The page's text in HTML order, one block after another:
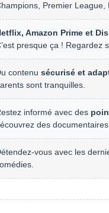
Premier League,
Amazon Prime et
presque ça ! Regardez
contenu sécurisé et
sont tranquilles.
informé avec des
des documentaires
vous avec les